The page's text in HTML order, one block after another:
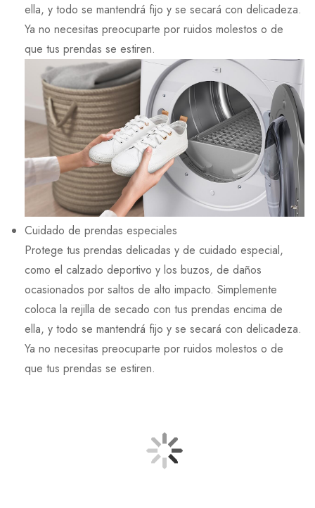
ella, y todo se mantendrá fijo y se secará con delicadeza.
Ya no necesitas preocuparte por ruidos molestos o de
que tus prendas se estiren.
Cuidado de prendas especiales
Protege tus prendas delicadas y de cuidado especial,
como el calzado deportivo y los buzos, de daños
ocasionados por saltos de alto impacto. Simplemente
coloca la rejilla de secado con tus prendas encima de
ella, y todo se mantendrá fijo y se secará con delicadeza.
Ya no necesitas preocuparte por ruidos molestos o de
que tus prendas se estiren.